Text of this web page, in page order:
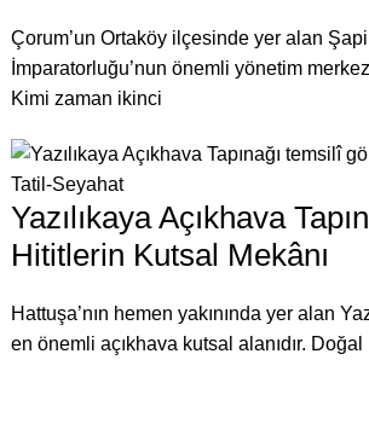
Çorum’un Ortaköy ilçesinde yer alan
İmparatorluğu’nun önemli yönetim
Kimi zaman ikinci
Tatil-Seyahat
Yazılıkaya Açıkhava
Hititlerin Kutsal Mekânı
Hattuşa’nın hemen yakınında yer alan
en önemli açıkhava kutsal alanıdır.